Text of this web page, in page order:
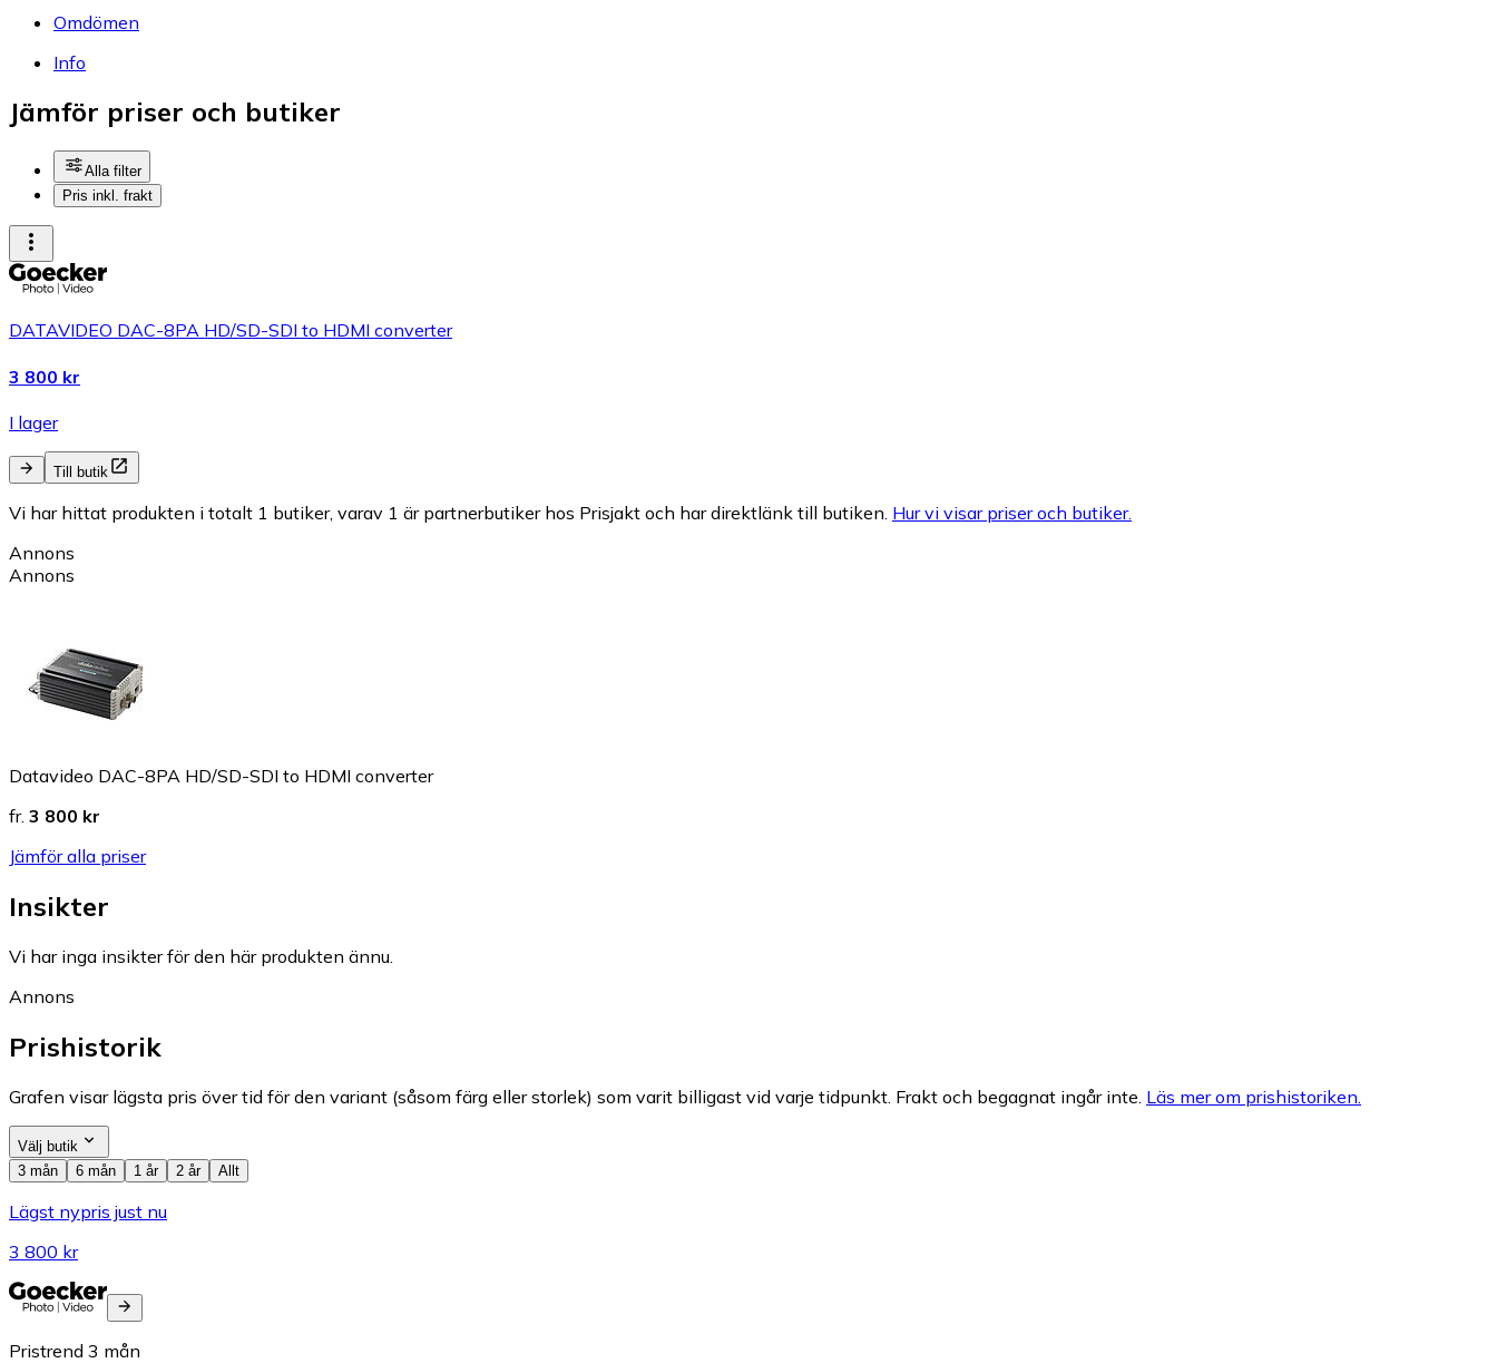
Omdömen
Info
Jämför priser och butiker
Alla filter
Pris inkl. frakt
DATAVIDEO DAC-8PA HD/SD-SDI to HDMI converter
3 800 kr
I lager
Till butik
Vi har hittat produkten i totalt 1 butiker, varav 1 är partnerbutiker hos Prisjakt och har direktlänk till butiken. Hur vi visar priser och butiker.
Annons
Annons
Datavideo DAC-8PA HD/SD-SDI to HDMI converter
fr. 3 800 kr
Jämför alla priser
Insikter
Vi har inga insikter för den här produkten ännu.
Annons
Prishistorik
Grafen visar lägsta pris över tid för den variant (såsom färg eller storlek) som varit billigast vid varje tidpunkt. Frakt och begagnat ingår inte. Läs mer om prishistoriken.
Välj butik
3 mån
6 mån 1 år 2 år Allt
Lägst nypris just nu
3 800 kr
Pristrend 3 mån